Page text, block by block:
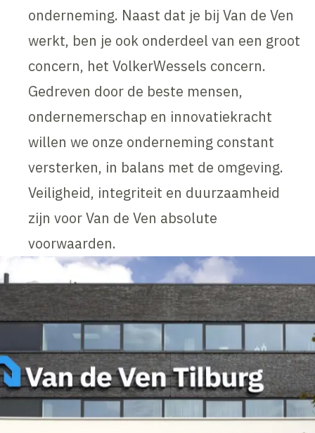
onderneming. Naast dat je bij Van de Ven
werkt, ben je ook onderdeel van een groot
concern, het VolkerWessels concern.
Gedreven door de beste mensen,
ondernemerschap en innovatiekracht
willen we onze onderneming constant
versterken, in balans met de omgeving.
Veiligheid, integriteit en duurzaamheid
zijn voor Van de Ven absolute
voorwaarden.